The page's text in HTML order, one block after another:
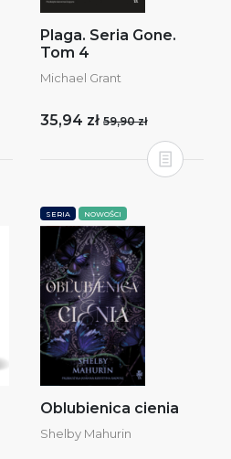
Plaga. Seria Gone.
Tom 4
Michael Grant
35,94 zł 59,90 zł
SERIA NOWOŚCI
Oblubienica cienia
Shelby Mahurin